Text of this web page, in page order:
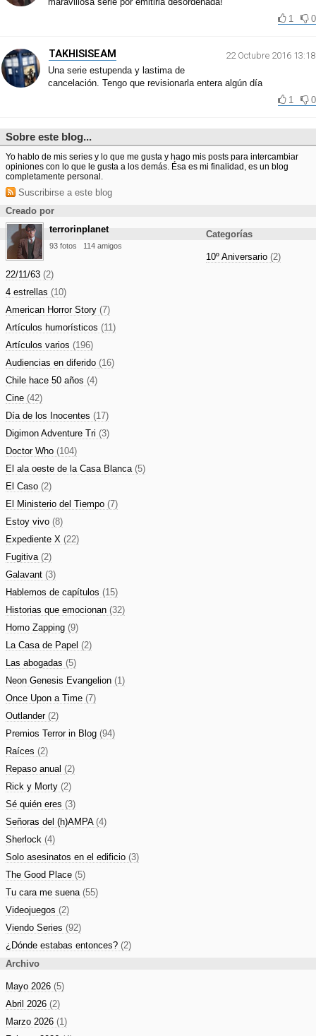
1
0
TAKHISISEAM
22 Octubre 2016 13:18
Una serie estupenda y lastima de
cancelación. Tengo que revisionarla entera algún día
1
0
Sobre este blog...
Yo hablo de mis series y lo que me gusta y hago mis posts para intercambiar
opiniones con lo que le gusta a los demás. Ésa es mi finalidad, es un blog
completamente personal.
Suscribirse a este blog
Creado por
terrorinplanet
93 fotos 114 amigos
Categorías
10º Aniversario (2)
22/11/63 (2)
4 estrellas (10)
American Horror Story (7)
Artículos humorísticos (11)
Artículos varios (196)
Audiencias en diferido (16)
Chile hace 50 años (4)
Cine (42)
Día de los Inocentes (17)
Digimon Adventure Tri (3)
Doctor Who (104)
El ala oeste de la Casa Blanca (5)
El Caso (2)
El Ministerio del Tiempo (7)
Estoy vivo (8)
Expediente X (22)
Fugitiva (2)
Galavant (3)
Hablemos de capítulos (15)
Historias que emocionan (32)
Homo Zapping (9)
La Casa de Papel (2)
Las abogadas (5)
Neon Genesis Evangelion (1)
Once Upon a Time (7)
Outlander (2)
Premios Terror in Blog (94)
Raíces (2)
Repaso anual (2)
Rick y Morty (2)
Sé quién eres (3)
Señoras del (h)AMPA (4)
Sherlock (4)
Solo asesinatos en el edificio (3)
The Good Place (5)
Tu cara me suena (55)
Videojuegos (2)
Viendo Series (92)
¿Dónde estabas entonces? (2)
Archivo
Mayo 2026 (5)
Abril 2026 (2)
Marzo 2026 (1)